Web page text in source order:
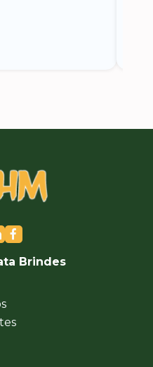
Brindes